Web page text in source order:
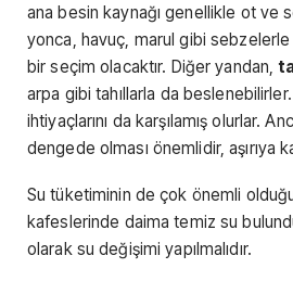
ana besin kaynağı genellikle ot ve
yonca, havuç, marul gibi sebzelerle
bir seçim olacaktır. Diğer yandan,
arpa gibi tahıllarla da
ihtiyaçlarını da karşılamış olurlar.
dengede olması önemlidir, aşırıya
Su tüketiminin de çok önemli
kafeslerinde daima temiz su
olarak su değişimi yapılmalıdır.